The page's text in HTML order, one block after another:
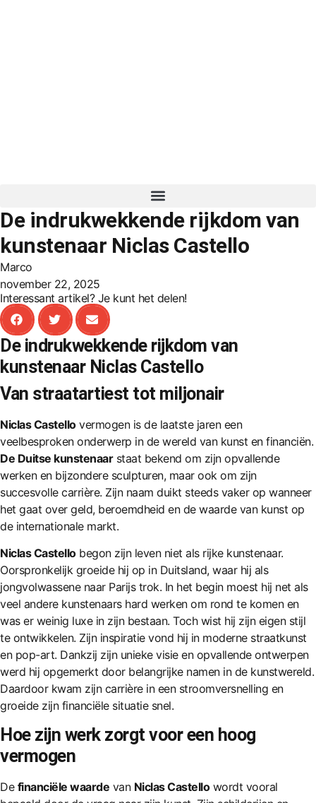
De indrukwekkende rijkdom van
kunstenaar Niclas Castello
Marco
november 22, 2025
Interessant artikel? Je kunt het delen!
De indrukwekkende rijkdom van
kunstenaar Niclas Castello
Van straatartiest tot miljonair
Niclas Castellovermogen is de laatste jaren een
veelbesproken onderwerp in de wereld van kunst en financiën.
De Duitse kunstenaarstaat bekend om zijn opvallende
werken en bijzondere sculpturen, maar ook om zijn
succesvolle carrière. Zijn naam duikt steeds vaker op wanneer
het gaat over geld, beroemdheid en de waarde van kunst op
de internationale markt.
Niclas Castellobegon zijn leven niet als rijke kunstenaar.
Oorspronkelijk groeide hij op in Duitsland, waar hij als
jongvolwassene naar Parijs trok. In het begin moest hij net als
veel andere kunstenaars hard werken om rond te komen en
was er weinig luxe in zijn bestaan. Toch wist hij zijn eigen stijl
te ontwikkelen. Zijn inspiratie vond hij in moderne straatkunst
en pop-art. Dankzij zijn unieke visie en opvallende ontwerpen
werd hij opgemerkt door belangrijke namen in de kunstwereld.
Daardoor kwam zijn carrière in een stroomversnelling en
groeide zijn financiële situatie snel.
Hoe zijn werk zorgt voor een hoog
vermogen
De financiële waarde van Niclas Castellowordt vooral